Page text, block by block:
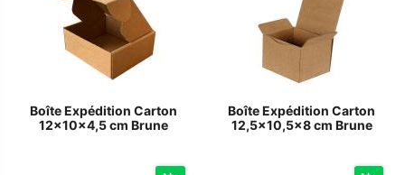
Boîte Expédition Carton
12x10x4,5 cm Brune
Boîte Expédition Carton
12,5x10,5x8 cm Brune